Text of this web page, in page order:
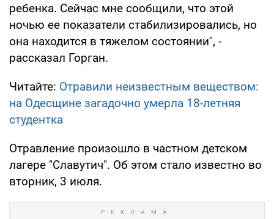
ребенка. Сейчас мне сообщили, что этой
ночью ее показатели стабилизировались, но
она находится в тяжелом состоянии", -
рассказал Горган.
Читайте: Отравили неизвестным веществом:
на Одесщине загадочно умерла 18-летняя
студентка
Отравление произошло в частном детском
лагере "Славутич". Об этом стало известно во
вторник, 3 июля.